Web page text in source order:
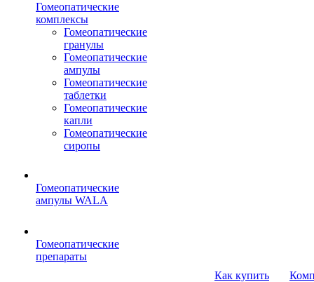
Гомеопатические
комплексы
Гомеопатические
гранулы
Гомеопатические
ампулы
Гомеопатические
таблетки
Гомеопатические
капли
Гомеопатические
сиропы
Гомеопатические
ампулы WALA
Гомеопатические
препараты
Как купить